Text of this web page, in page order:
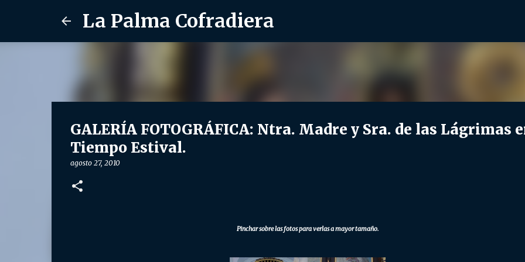
La Palma Cofradiera
GALERÍA FOTOGRÁFICA: Ntra. Madre y Sra. de las Lágrimas
Tiempo Estival.
agosto 27, 2010
Pinchar sobre las fotos para verlas a mayor tamaño.